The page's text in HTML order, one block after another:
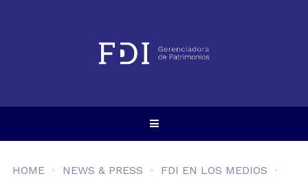
HOME NEWS & PRESS FDI EN LOS MEDIOS